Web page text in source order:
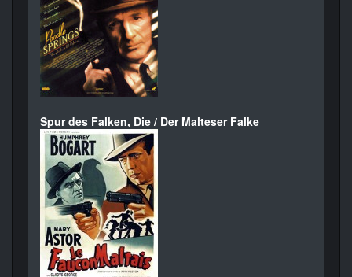
Spur des Falken, Die / Der Malteser Falke